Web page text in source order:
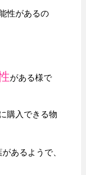
性があるの
がある様で
購入できる物
あるようで、